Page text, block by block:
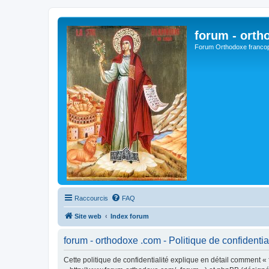
forum -
Forum Orthodoxe
Raccourcis FAQ
Site web Index forum
forum - orthodoxe .com - Politique de
Cette politique de confidentialité explique en détail comment